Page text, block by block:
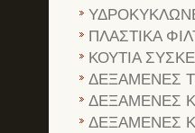
ΠΛΑΣΤΙΚΑ
ΚΟΥΤΙΑ
ΔΕΞΑΜΕΝΕΣ
ΔΕΞΑΜΕΝΕΣ
ΔΕΞΑΜΕΝΕΣ